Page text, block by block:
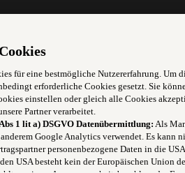
Kund:innen
für eine bestmögliche Nutzererfahrung. Um
erforderliche Cookies gesetzt. Sie
einstellen oder gleich alle Cookies
Partner verarbeitet.
1 lit a) DSGVO Datenübermittlung: Als
Google Analytics verwendet. Es kann
personenbezogene Daten in die
USA besteht kein der Europäischen Union